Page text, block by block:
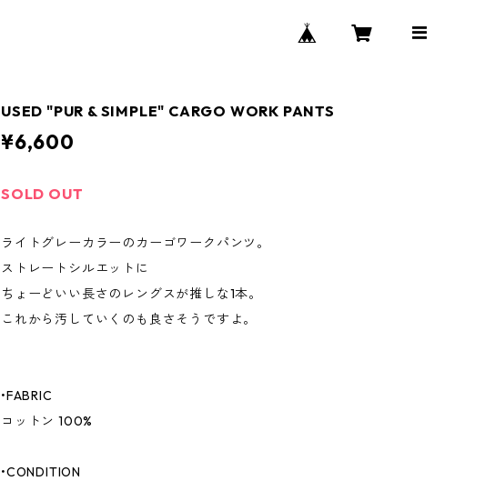
USED "PUR & SIMPLE" CARGO WORK PANTS
¥6,600
SOLD OUT
ライトグレーカラーのカーゴワークパンツ。
ストレートシルエットに
ちょーどいい長さのレングスが推しな1本。
これから汚していくのも良さそうですよ。
•FABRIC
コットン 100%
•CONDITION